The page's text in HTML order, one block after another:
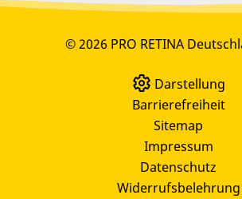
© 2026 PRO RETINA
Darstellung
Barrierefreiheit
Sitemap
Impressum
Datenschutz
Widerrufsbelehrung